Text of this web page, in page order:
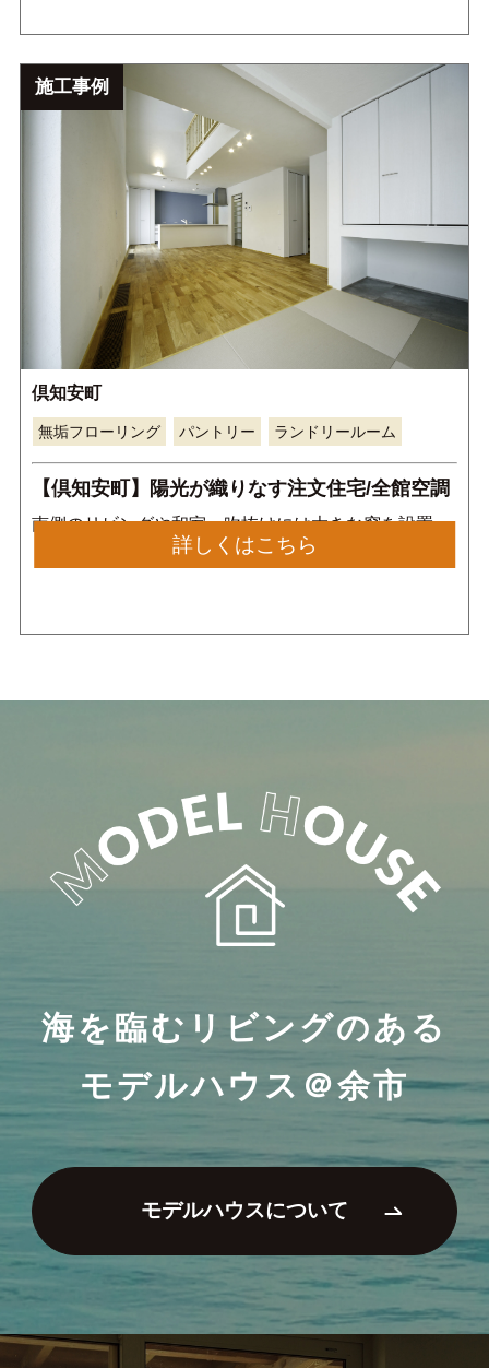
施工事例
倶知安町
無垢フローリング パントリー ランドリールーム
【倶知安町】陽光が織りなす注文住宅/全館空調
南側のリビングや和室、吹抜けには大きな窓を設置
し、お風呂やトイレ、廊下など多くの窓 を設置するこ
とで、家中どこに居ても光を感じながら暮らすことが
詳しくはこちら
海を臨むリビングのある
モデルハウス＠余市
モデルハウスについて